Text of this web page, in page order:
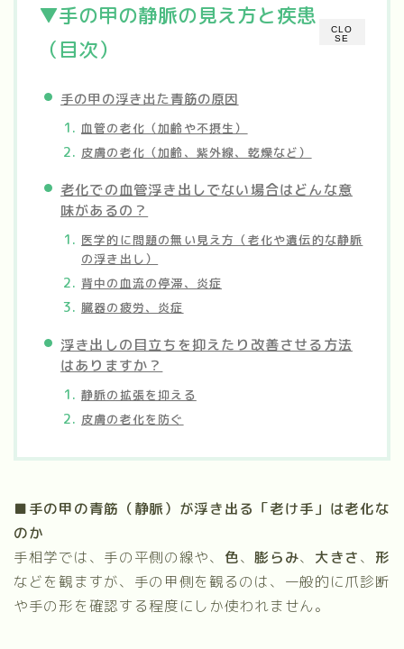
CLO
SE
▼手の甲の静脈の見え方と疾患
（目次）
手の甲の浮き出た青筋の原因
血管の老化（加齢や不摂生）
皮膚の老化（加齢、紫外線、乾燥など）
老化での血管浮き出しでない場合はどんな意
味があるの？
医学的に問題の無い見え方（老化や遺伝的な静脈
の浮き出し）
背中の血流の停滞、炎症
臓器の疲労、炎症
浮き出しの目立ちを抑えたり改善させる方法
はありますか？
静脈の拡張を抑える
皮膚の老化を防ぐ
■手の甲の青筋（静脈）が浮き出る「老け手」は老化な
のか
手相学では、手の平側の線や、 色、膨らみ、 大きさ、 形
などを観ますが、手の甲側を観るのは、一般的に爪診断
や手の形を確認する程度にしか使われません。